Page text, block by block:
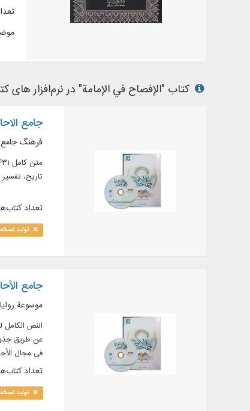
کتاب "الإفصاح في الإمامة" در نرم‌افزار های
جامع
فرهنگ جامع
تاریخ،
تعداد کتاب‌ها:
تولید
جامع
موسوعة
عن طريق
في مجال
، البحث و الآيات في الكتب، النص الكامل
تعداد کتاب‌ها:
تولید